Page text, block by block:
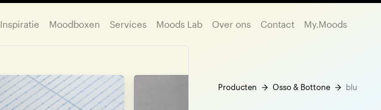
Inspiratie Moodboxen Services Moods Lab Over ons Contact My.Moods
Producten Osso & Bottone blu